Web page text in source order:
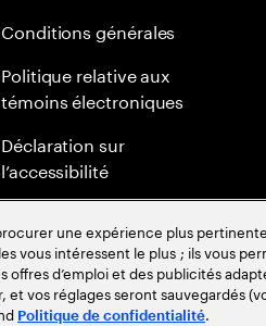
Conditions générales
Politique relative aux
témoins électroniques
Déclaration sur
l’accessibilité
Politique mondiale de
méritocratie
une expérience plus
vous intéressent le plus ; ils vous
d’emploi et des publicités
vos réglages seront sauvegardés
Politique de confidentialité.